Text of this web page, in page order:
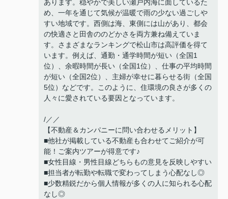
あります。穏やかで美しい瀬戸内海に面しているた
め、一年を通じて気候が温暖で雨の少ない過ごしや
すい地域です。西側は海、東側には山があり、都会
の快適さと田舎ののどかさを両方兼ね備えていま
す。さまざまなランキングで松山市は高評価を得て
います。例えば、通勤・通学時間が短い（全国1
位）、余暇時間が長い（全国1位）、仕事の平均時間
が短い（全国2位）、主婦が幸せに暮らせる街（全国
5位）などです。このように、住環境の良さが多くの
人々に愛されている要因となっています。
/／／
【不動産＆カンパニーに問い合わせるメリット】
■他社が掲載している不動産も合わせてご紹介が可
能！ご案内ツアーが得意です♪
■女性目線・男性目線どちらもの意見を反映しやすい
■担当者が転勤や転職で変わってしまう心配なし◎
■少数精鋭だから個人情報が多くの人に知られる心配
なし◎